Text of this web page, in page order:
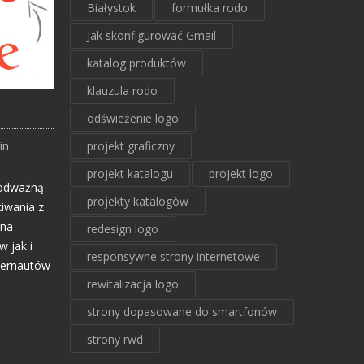
in
z
jak i
Białystok
formułka rodo
Jak skonfigurować Gmail
katalog produktów
klauzula rodo
odświeżenie logo
projekt graficzny
projekt katalogu
projekt logo
projekty katalogów
redesign logo
responsywne strony internetowe
rewitalizacja logo
strony dopasowane do smartfonów
strony rwd